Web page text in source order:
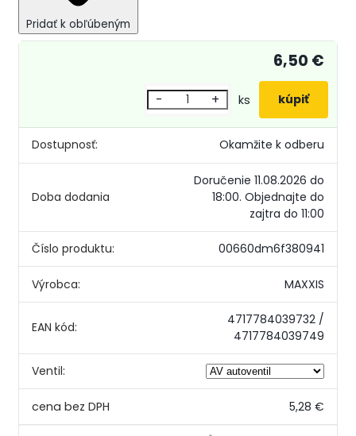
Pridať k obľúbeným
Dostupnosť: Okamžite k odberu
Doba dodania
Doručenie 11.08.2026 do
18:00. Objednajte do
zajtra do 11:00
Číslo produktu: 00660dm6f380941
Výrobca: MAXXIS
EAN kód:
4717784039732 /
4717784039749
Ventil:
5,28 €
6,50 €
- + ks